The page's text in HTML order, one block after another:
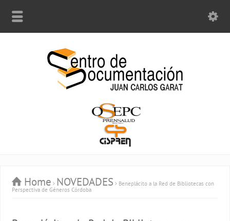
Home NOVEDADES
Beneplácito a la Red de Bibliotecas con
Perspectiva de Géneros Córdoba